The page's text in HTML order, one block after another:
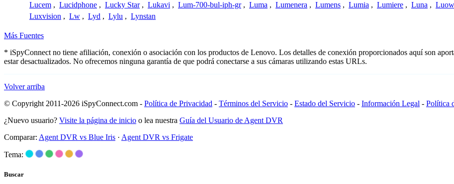
Lucem , Lucidphone , Lucky Star , Lukavi , Lum-700-bul-iph-gr , Luma , Lumenera , Lumens , Lumia , Lumiere , Luna ,
Luxvision , Lw , Lyd , Lylu , Lynstan
Más Fuentes
* iSpyConnect no tiene afiliación, conexión o asociación con los productos de Lenovo. Los detalles de conexión proporcionados aquí son
estar desactualizados. No ofrecemos ninguna garantía de que podrá conectarse a sus cámaras utilizando estas URLs.
Volver arriba
© Copyright 2011-2026 iSpyConnect.com - Política de Privacidad - Términos del Servicio - Estado del Servicio - Información Legal - Política
¿Nuevo usuario? Visite la página de inicio o lea nuestra Guía del Usuario de Agent DVR
Comparar: Agent DVR vs Blue Iris · Agent DVR vs Frigate
Tema:
Buscar